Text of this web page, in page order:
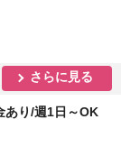
さらに見る
あり/週1日～OK